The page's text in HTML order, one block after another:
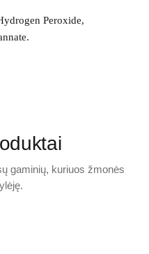
Peroxide,
gaminių, kuriuos žmonės